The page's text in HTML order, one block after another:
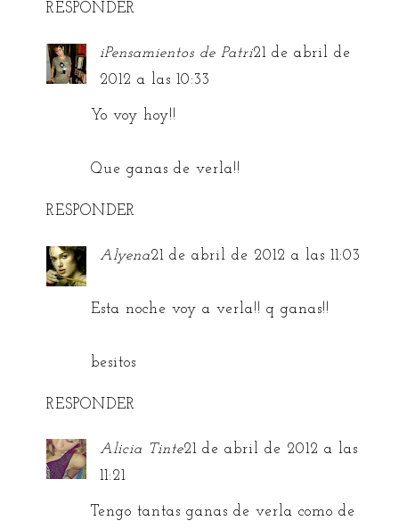
RESPONDER
iPensamientos de Patri21 de abril de
2012 a las 10:33
Yo voy hoy!!
Que ganas de verla!!
RESPONDER
Alyena21 de abril de 2012 a las 11:03
Esta noche voy a verla!! q ganas!!
besitos
RESPONDER
Alicia Tinte21 de abril de 2012 a las
11:21
Tengo tantas ganas de verla como de